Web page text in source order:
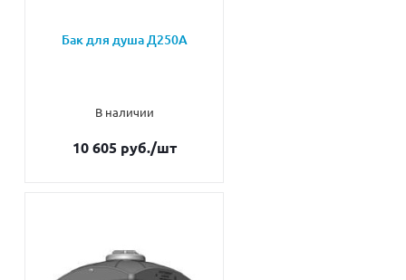
Бак для душа Д250А
В наличии
10 605 руб./шт